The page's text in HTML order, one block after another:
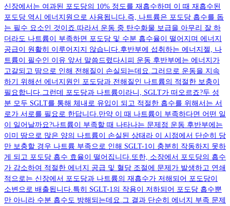
신장에서는 여과된 포도당의 10% 정도를 재흡수하며 이 때 재흡수된
포도당 역시 에너지원으로 사용됩니다.즉, 나트륨은 포도당 흡수를 돕
는 필수 요소인 것이죠.따라서 운동 중 탄수화물 보급을 아무리 잘 하
더라도 나트륨이 부족하면 포도당 및 수분 흡수율이 떨어지며 에너지
공급이 원활히 이루어지지 않습니다.후반부에 섭취하는 에너지젤, 나
트륨이 필수인 이유 앞서 말씀드렸다시피 운동 후반부에는 에너지가
고갈되고 땀으로 인해 전해질이 손실되는데요.그러므로 운동을 지속
하기 위해선 에너지원인 포도당과 전해질인 나트륨의 적절한 보충이
필요합니다.그런데 포도당과 나트륨이라니, SGLT가 떠오르죠?두 성
분 모두 SGLT를 통해 체내로 유입이 되고 적절한 흡수를 위해서는 서
로가 서로를 필요로 한답니다.만약 이 때 나트륨이 부족하다면 어떤 일
이 일어날까요?나트륨이 부족할 때 나타나는 문제점 운동 후반부에는
이미 땀으로 많은 양의 나트륨이 손실된 상태라 이 시점에서 단순히 당
만 보충할 경우 나트륨 부족으로 인해 SGLT-1이 충분히 작동하지 못하
게 되고 포도당 흡수 효율이 떨어집니다.또한, 소장에서 포도당의 흡수
가 감소하여 적절한 에너지 공급 및 혈당 조절에 문제가 발생하고 연쇄
적으로는 신장에서 포도당과 나트륨의 재흡수가 저해되어 포도당이
소변으로 배출됩니다.특히 SGLT-1의 작용이 저하되어 포도당 흡수뿐
만 아니라 수분 흡수도 방해되는데요.그 결과 단순히 에너지 부족 문제